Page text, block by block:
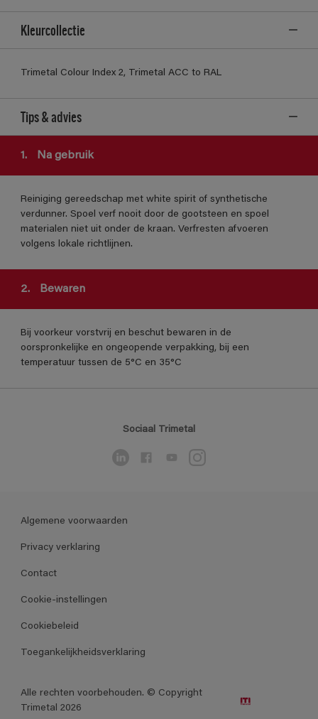
Kleurcollectie
Trimetal Colour Index 2, Trimetal ACC to RAL
Tips & advies
1. Na gebruik
Reiniging gereedschap met white spirit of synthetische
verdunner. Spoel verf nooit door de gootsteen en spoel
materialen niet uit onder de kraan. Verfresten afvoeren
volgens lokale richtlijnen.
2. Bewaren
Bij voorkeur vorstvrij en beschut bewaren in de
oorspronkelijke en ongeopende verpakking, bij een
temperatuur tussen de 5°C en 35°C
Sociaal Trimetal
Algemene voorwaarden
Privacy verklaring
Contact
Cookie-instellingen
Cookiebeleid
Toegankelijkheidsverklaring
Alle rechten voorbehouden. © Copyright
Trimetal 2026